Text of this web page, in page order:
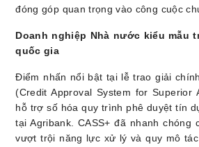
đóng góp quan trọng vào công cuộc
Doanh nghiệp Nhà nước kiểu mẫu
quốc gia
Điểm nhấn nổi bật tại lễ trao giải
(Credit Approval System for Superior
hỗ trợ số hóa quy trình phê duyệt tín
tại Agribank. CASS+ đã nhanh chóng
vượt trội năng lực xử lý và quy mô